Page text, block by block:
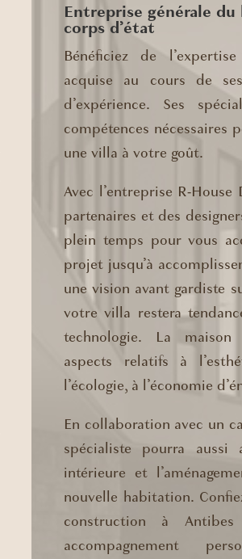
Entreprise générale
corps d’état
Bénéficiez de
acquise au cours de
d’expérience. Ses
compétences nécessaires
une villa à votre goût.
Avec l’entreprise R-House
partenaires et des
plein temps pour vous
projet jusqu’à
une vision avant gardiste
votre villa restera
technologie. La
aspects relatifs à
l’écologie, à l’économie
En collaboration avec un
spécialiste pourra aussi
intérieure et
nouvelle habitation.
construction à
accompagnement